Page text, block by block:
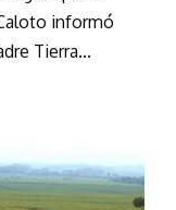
informó
Tierra...